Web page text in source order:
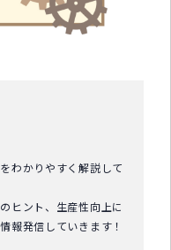
ブ
わかりやすく解説して
ヒント、生産性向上に
報発信していきます！